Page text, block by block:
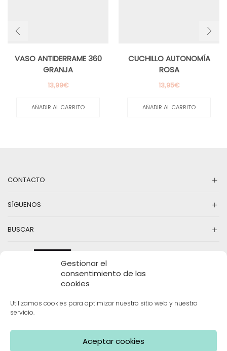
Gestionar el
consentimiento de las
cookies
Utilizamos cookies para optimizar nuestro sitio web y nuestro
servicio.
Aceptar cookies
VASO ANTIDERRAME 360
GRANJA
13,99€
AÑADIR AL CARRITO
CUCHILLO AUTONOMÍA
ROSA
13,95€
AÑADIR AL CARRITO
CONTACTO
SÍGUENOS
BUSCAR